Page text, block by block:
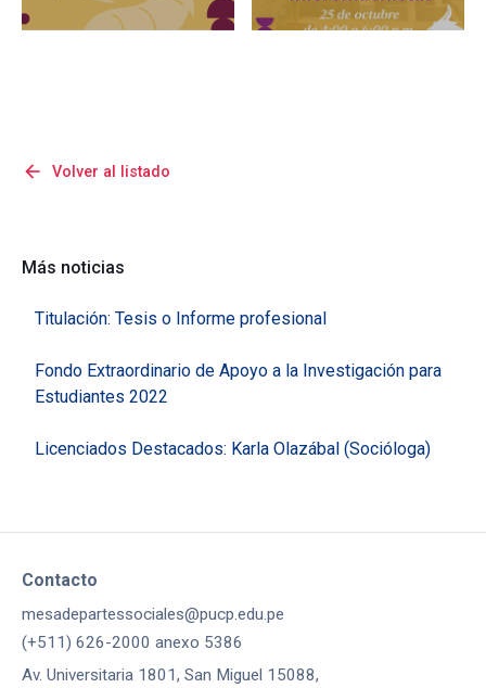
arrow_back Volver al listado
Más noticias
Titulación: Tesis o Informe profesional
Fondo Extraordinario de Apoyo a la Investigación para
Estudiantes 2022
Licenciados Destacados: Karla Olazábal (Socióloga)
Contacto
mesadepartessociales@pucp.edu.pe
(+511) 626-2000 anexo 5386
Av. Universitaria 1801, San Miguel 15088,